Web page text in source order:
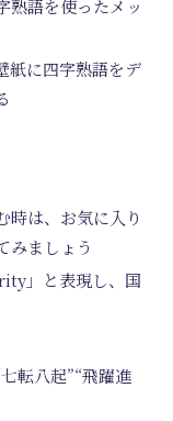
熟語を使ったメッ
紙に四字熟語をデ
時は、お気に入り
みましょう
」と表現し、国
転八起”“飛躍進